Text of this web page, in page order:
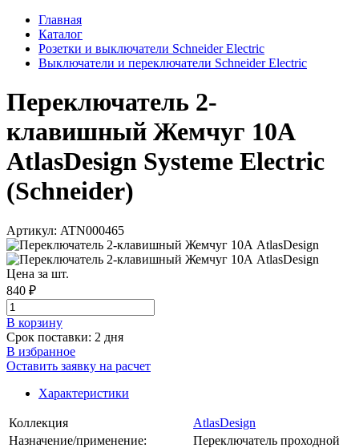
Главная
Каталог
Розетки и выключатели Schneider Electric
Выключатели и переключатели Schneider Electric
Переключатель 2-
клавишный Жемчуг 10А
AtlasDesign Systeme Electric
(Schneider)
Артикул: ATN000465
Цена за шт.
840 ₽
В корзинy
Срок поставки: 2 дня
В избранное
Оставить заявку на расчет
Характеристики
Коллекция
AtlasDesign
Назначение/применение:
Переключатель проходной